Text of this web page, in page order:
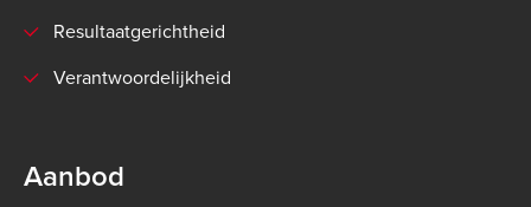
Resultaatgerichtheid
Verantwoordelijkheid
Aanbod